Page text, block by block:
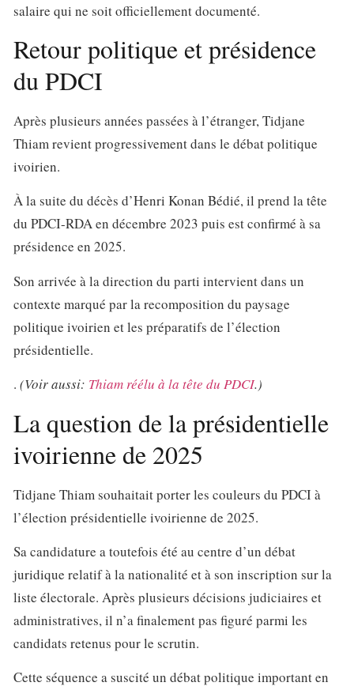
salaire qui ne soit officiellement documenté.
Retour politique et présidence
du PDCI
Après plusieurs années passées à l’étranger, Tidjane
Thiam revient progressivement dans le débat politique
ivoirien.
À la suite du décès d’Henri Konan Bédié, il prend la tête
du PDCI-RDAen décembre 2023 puis est confirmé à sa
présidence en 2025.
Son arrivée à la direction du parti intervient dans un
contexte marqué par la recomposition du paysage
politique ivoirien et les préparatifs de l’élection
présidentielle.
. (Voir aussi: Thiam réélu à la tête du PDCI.)
La question de la présidentielle
ivoirienne de 2025
Tidjane Thiam souhaitait porter les couleurs du PDCI à
l’élection présidentielle ivoirienne de 2025.
Sa candidature a toutefois été au centre d’un débat
juridique relatif à la nationalité et à son inscription sur la
liste électorale. Après plusieurs décisions judiciaires et
administratives, il n’a finalement pas figuré parmi les
candidats retenus pour le scrutin.
Cette séquence a suscité un débat politique important en